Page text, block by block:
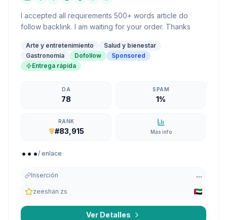
I accepted all requirements 500+ words article do
follow backlink. I am waiting for your order. Thanks
Arte y entretenimiento
Salud y bienestar
Gastronomía
Dofollow
Sponsored
Entrega rápida
DA
78
SPAM
1%
RANK
#83,915 Más info
.../ enlace
Inserción ...
zeeshan zs
Ver Detalles